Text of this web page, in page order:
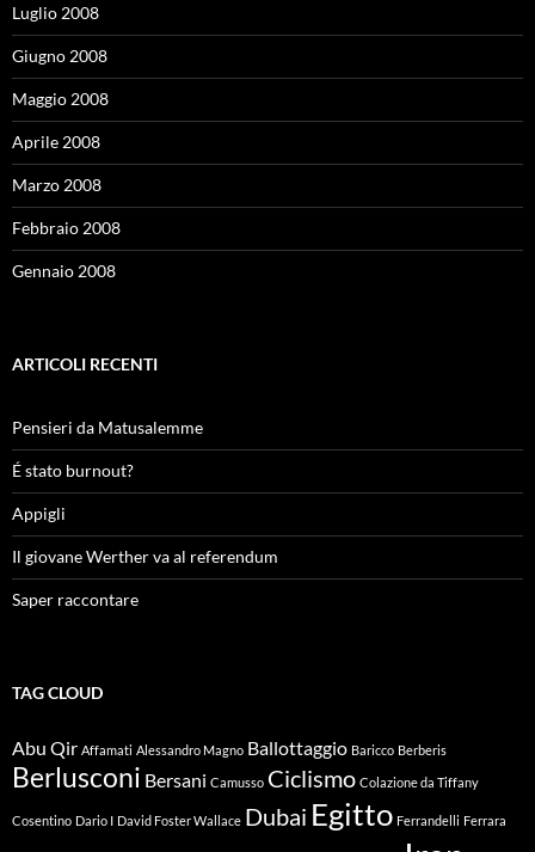
Luglio 2008
Giugno 2008
Maggio 2008
Aprile 2008
Marzo 2008
Febbraio 2008
Gennaio 2008
ARTICOLI RECENTI
Pensieri da Matusalemme
É stato burnout?
Appigli
Il giovane Werther va al referendum
Saper raccontare
TAG CLOUD
Abu Qir Affamati Alessandro Magno Ballottaggio Baricco Berberis
Berlusconi Bersani Camusso Ciclismo Colazione da Tiffany
Cosentino Dario I David Foster Wallace Dubai Egitto Ferrandelli Ferrara